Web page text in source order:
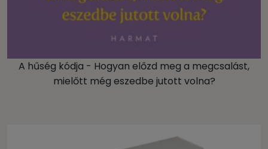
A hűség kódja - Hogyan előzd meg a megcsalást,
mielőtt még eszedbe jutott volna?